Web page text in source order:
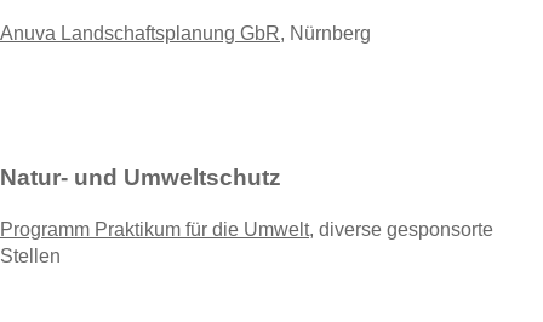
Anuva Landschaftsplanung GbR, Nürnberg
Natur- und Umweltschutz
Programm Praktikum für die Umwelt, diverse gesponsorte
Stellen